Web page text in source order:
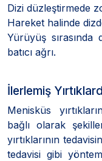
Dizi düzleştirmede
Hareket halinde
Yürüyüş sırasında
batıcı ağrı.
İlerlemiş
Menisküs
bağlı olarak
yırtıklarının
tedavisi gibi